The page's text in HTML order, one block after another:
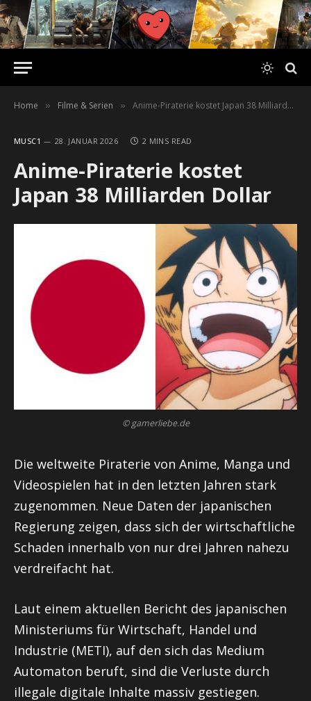
Home » Filme & Serien » Anime-Piraterie kostet Japan 38 Milliarden Dollar
MUSC1 28. JANUAR 2026 2 MINS READ
Anime-Piraterie kostet
Japan 38 Milliarden Dollar
© gamerliebe.de
Die weltweite Piraterie von Anime, Manga und
Videospielen hat in den letzten Jahren stark
zugenommen. Neue Daten der japanischen
Regierung zeigen, dass sich der wirtschaftliche
Schaden innerhalb von nur drei Jahren nahezu
verdreifacht hat.
Laut einem aktuellen Bericht des japanischen
Ministeriums für Wirtschaft, Handel und
Industrie (METI), auf den sich das Medium
Automaton beruft, sind die Verluste durch
illegale digitale Inhalte massiv gestiegen.